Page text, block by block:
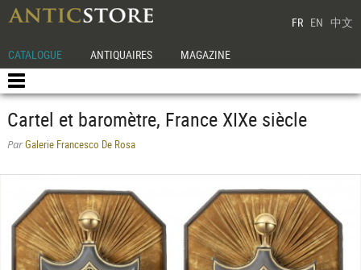
FR EN 中文
CATALOGUE ANTIQUAIRES MAGAZINE
Cartel et baromètre, France XIXe siècle
ParGalerie Francesco De Rosa